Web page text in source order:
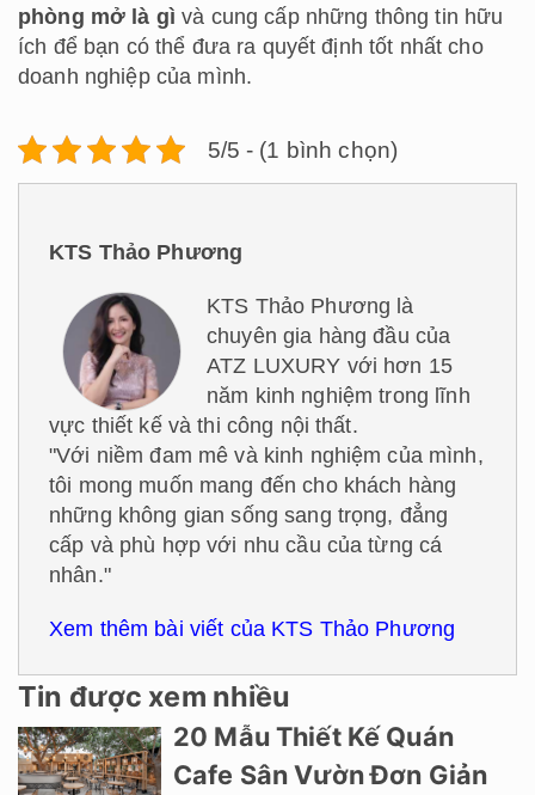
phòng mở là gì và cung cấp những thông tin hữu
ích để bạn có thể đưa ra quyết định tốt nhất cho
doanh nghiệp của mình.
5/5 - (1 bình chọn)
KTS Thảo Phương
KTS Thảo Phương là
chuyên gia hàng đầu của
ATZ LUXURY với hơn 15
năm kinh nghiệm trong lĩnh
vực thiết kế và thi công nội thất.
"Với niềm đam mê và kinh nghiệm của mình,
tôi mong muốn mang đến cho khách hàng
những không gian sống sang trọng, đẳng
cấp và phù hợp với nhu cầu của từng cá
nhân."
Xem thêm bài viết của KTS Thảo Phương
Tin được xem nhiều
20 Mẫu Thiết Kế Quán
Cafe Sân Vườn Đơn Giản